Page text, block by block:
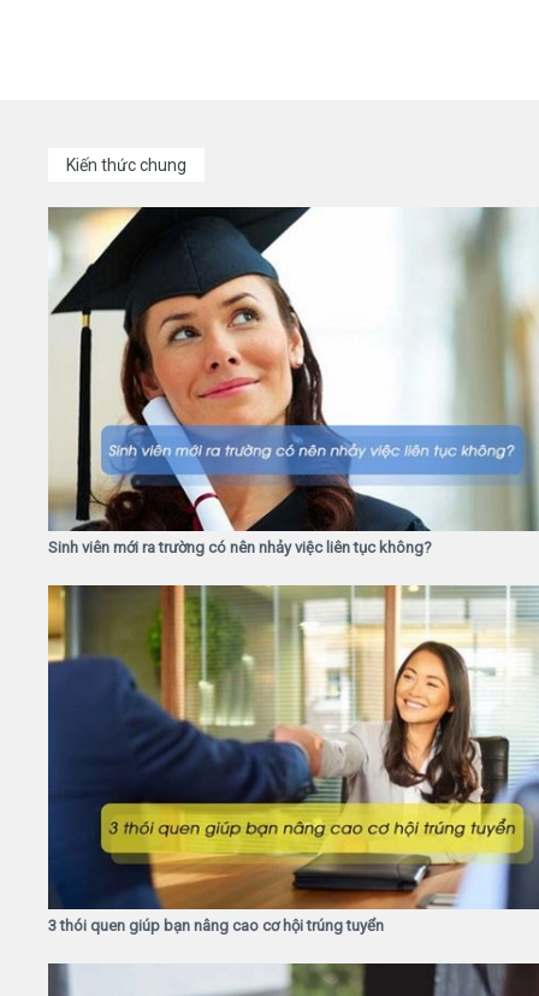
Kiến thức chung
Sinh viên mới ra trường có nên nhảy việc liên tục không?
3 thói quen giúp bạn nâng cao cơ hội trúng tuyển